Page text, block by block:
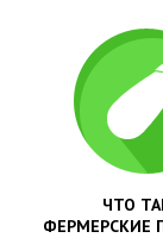
ЧТО
ФЕРМЕРСКИЕ